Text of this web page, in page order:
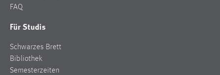
FAQ
Für Studis
Schwarzes Brett
Bibliothek
Semesterzeiten